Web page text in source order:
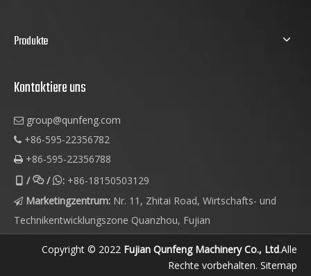
Produkte
Kontaktiere uns
 group@qunfeng.com
 +86-595-22356782
 +86-595-22356788
 //: +86-18150503129
 Marketingzentrum: Nr. 11, Zhitai Road, Wirtschafts- und
Technikentwicklungszone Quanzhou, Fujian
Copyright © 2022 Fujian Qunfeng Machinery Co., Ltd.Alle
Rechte vorbehalten. Sitemap